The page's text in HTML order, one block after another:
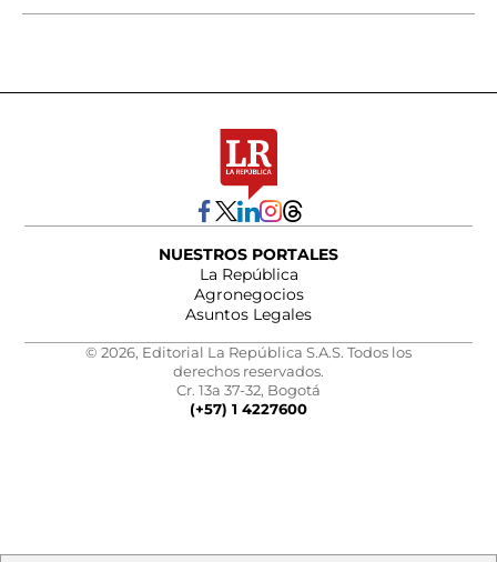
NUESTROS PORTALES
La República
Agronegocios
Asuntos Legales
© 2026, Editorial La República S.A.S. Todos los
derechos reservados.
Cr. 13a 37-32, Bogotá
(+57) 1 4227600